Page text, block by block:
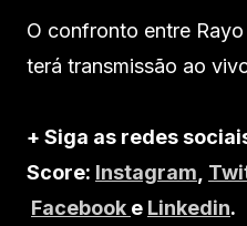
O confronto entre
terá transmissão ao
+ Siga as redes
Score: Instagram,
Facebook e Linkedin.